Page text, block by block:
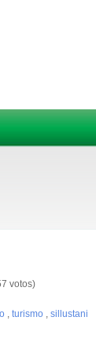
votos)
, turismo , sillustani